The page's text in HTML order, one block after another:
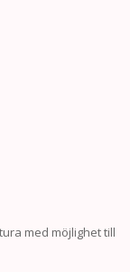
med möjlighet till